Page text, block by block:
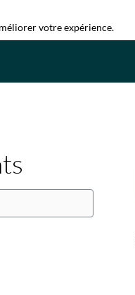
votre expérience.